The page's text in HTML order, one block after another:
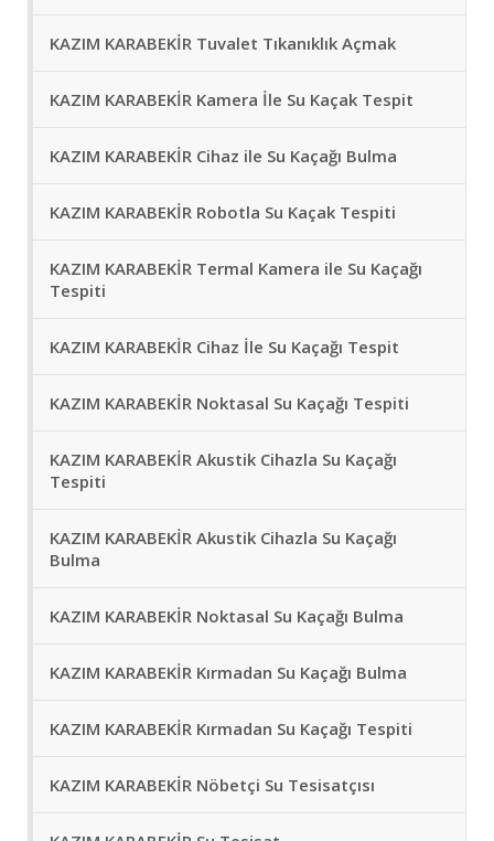
KAZIM KARABEKİR Tuvalet Tıkanıklık Açmak
KAZIM KARABEKİR Kamera İle Su Kaçak Tespit
KAZIM KARABEKİR Cihaz ile Su Kaçağı Bulma
KAZIM KARABEKİR Robotla Su Kaçak Tespiti
KAZIM KARABEKİR Termal Kamera ile Su Kaçağı
Tespiti
KAZIM KARABEKİR Cihaz İle Su Kaçağı Tespit
KAZIM KARABEKİR Noktasal Su Kaçağı Tespiti
KAZIM KARABEKİR Akustik Cihazla Su Kaçağı
Tespiti
KAZIM KARABEKİR Akustik Cihazla Su Kaçağı
Bulma
KAZIM KARABEKİR Noktasal Su Kaçağı Bulma
KAZIM KARABEKİR Kırmadan Su Kaçağı Bulma
KAZIM KARABEKİR Kırmadan Su Kaçağı Tespiti
KAZIM KARABEKİR Nöbetçi Su Tesisatçısı